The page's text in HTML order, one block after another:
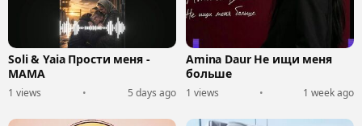
Soli & Yaia Прости меня -
МАМА
1 views • 5 days ago
Amina Daur Не ищи меня
больше
1 views • 1 week ago